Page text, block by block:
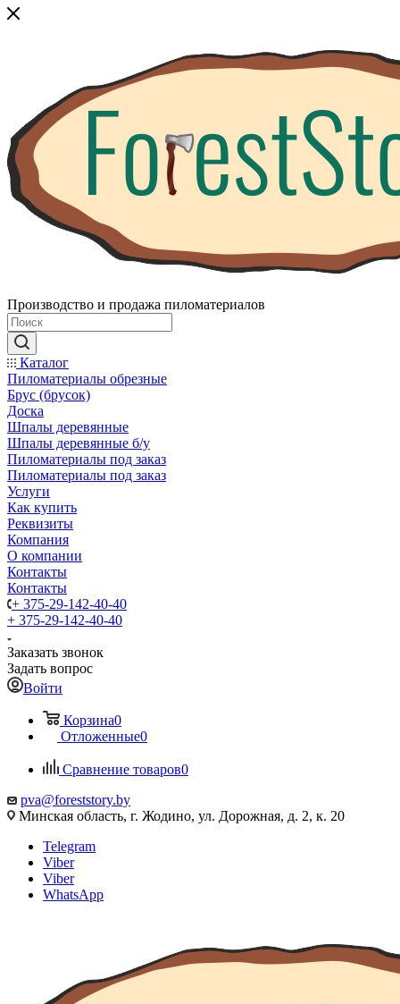
Производство и продажа пиломатериалов
Каталог
Пиломатериалы обрезные
Брус (брусок)
Доска
Шпалы деревянные
Шпалы деревянные б/у
Пиломатериалы под заказ
Пиломатериалы под заказ
Услуги
Как купить
Реквизиты
Компания
О компании
Контакты
Контакты
+ 375-29-142-40-40
+ 375-29-142-40-40
Заказать звонок
Задать вопрос
Войти
Корзина0
Отложенные0
Сравнение товаров0
pva@foreststory.by
Минская область, г. Жодино, ул. Дорожная, д. 2, к. 20
Telegram
Viber
Viber
WhatsApp